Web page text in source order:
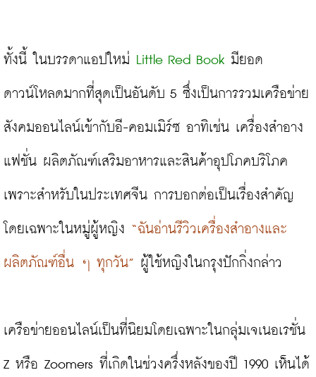
ทั้งนี้ ในบรรดาแอปใหม่ Little Red Book มียอด
ดาวน์โหลดมากที่สุดเป็นอันดับ 5 ซึ่งเป็นการรวมเครือข่าย
สังคมออนไลน์เข้ากับอี-คอมเมิร์ซ อาทิเช่น เครื่องสำอาง
แฟชั่น ผลิตภัณฑ์เสริมอาหารและสินค้าอุปโภคบริโภค
เพราะสำหรับในประเทศจีน การบอกต่อเป็นเรื่องสำคัญ
โดยเฉพาะในหมู่ผู้หญิง “ฉันอ่านรีวิวเครื่องสำอางและ
ผลิตภัณฑ์อื่น ๆ ทุกวัน” ผู้ใช้หญิงในกรุงปักกิ่งกล่าว
เครือข่ายออนไลน์เป็นที่นิยมโดยเฉพาะในกลุ่มเจเนอเรชั่น
Z หรือ Zoomers ที่เกิดในช่วงครึ่งหลังของปี 1990 เห็นได้